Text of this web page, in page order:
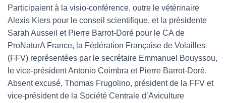
l
Participaient à la visio-conférence, outre le vétérinaire
Alexis Kiers pour le conseil scientifique, et la présidente
Sarah Ausseil et Pierre Barrot-Doré pour le CA de
ProNaturA France, la Fédération Française de Volailles
(FFV) représentées par le secrétaire Emmanuel Bouyssou,
le vice-président Antonio Coimbra et Pierre Barrot-Doré.
Absent excusé, Thomas Frugolino, président de la FFV et
vice-président de la Société Centrale d’Aviculture